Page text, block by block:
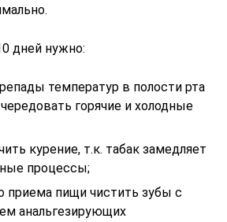
дней нужно:
температур в полости рта
горячие и холодные
курение, т.к. табак замедляет
процессы;
приема пищи чистить зубы с
анальгезирующих